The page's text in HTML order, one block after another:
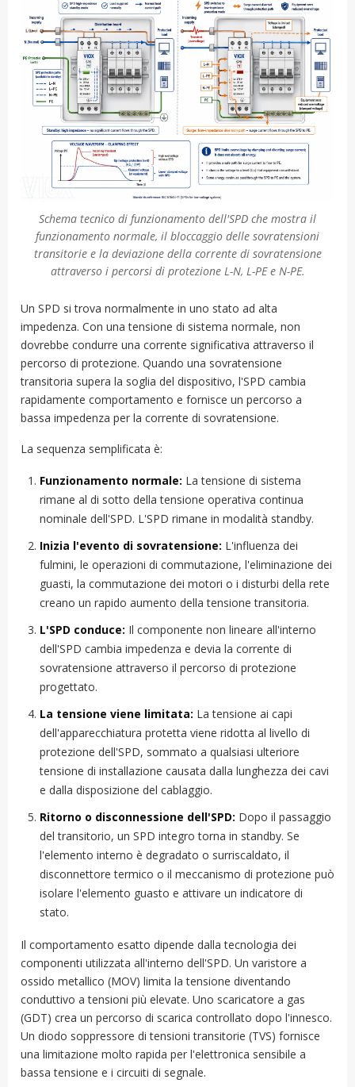
Schema tecnico di funzionamento dell'SPD che mostra il
funzionamento normale, il bloccaggio delle sovratensioni
transitorie e la deviazione della corrente di sovratensione
attraverso i percorsi di protezione L-N, L-PE e N-PE.
Un SPD si trova normalmente in uno stato ad alta
impedenza. Con una tensione di sistema normale, non
dovrebbe condurre una corrente significativa attraverso il
percorso di protezione. Quando una sovratensione
transitoria supera la soglia del dispositivo, l'SPD cambia
rapidamente comportamento e fornisce un percorso a
bassa impedenza per la corrente di sovratensione.
La sequenza semplificata è:
Funzionamento normale: La tensione di sistema
rimane al di sotto della tensione operativa continua
nominale dell'SPD. L'SPD rimane in modalità standby.
Inizia l'evento di sovratensione: L'influenza dei
fulmini, le operazioni di commutazione, l'eliminazione dei
guasti, la commutazione dei motori o i disturbi della rete
creano un rapido aumento della tensione transitoria.
L'SPD conduce: Il componente non lineare all'interno
dell'SPD cambia impedenza e devia la corrente di
sovratensione attraverso il percorso di protezione
progettato.
La tensione viene limitata: La tensione ai capi
dell'apparecchiatura protetta viene ridotta al livello di
protezione dell'SPD, sommato a qualsiasi ulteriore
tensione di installazione causata dalla lunghezza dei cavi
e dalla disposizione del cablaggio.
Ritorno o disconnessione dell'SPD: Dopo il passaggio
del transitorio, un SPD integro torna in standby. Se
l'elemento interno è degradato o surriscaldato, il
disconnettore termico o il meccanismo di protezione può
isolare l'elemento guasto e attivare un indicatore di
stato.
Il comportamento esatto dipende dalla tecnologia dei
componenti utilizzata all'interno dell'SPD. Un varistore a
ossido metallico (MOV) limita la tensione diventando
conduttivo a tensioni più elevate. Uno scaricatore a gas
(GDT) crea un percorso di scarica controllato dopo l'innesco.
Un diodo soppressore di tensioni transitorie (TVS) fornisce
una limitazione molto rapida per l'elettronica sensibile a
bassa tensione e i circuiti di segnale.